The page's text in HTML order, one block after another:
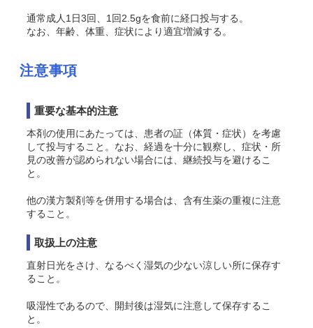
通常成人1日3回、1回2.5gを食前に経口投与する。
なお、年齢、体重、症状により適宜増減する。
注意事項
重要な基本的注意
本剤の使用にあたっては、患者の証（体質・症状）を考慮
して投与すること。なお、経過を十分に観察し、症状・所
見の改善が認められない場合には、継続投与を避けるこ
と。
他の漢方製剤等を併用する場合は、含有生薬の重複に注意
すること。
取扱上の注意
直射日光をさけ、なるべく湿気の少ない涼しい所に保存す
ること。
吸湿性であるので、開封後は湿気に注意して保存するこ
と。